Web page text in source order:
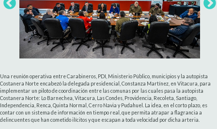
Una reunión operativa entre Carabineros, PDI, Ministerio Público, municipios y la autopista
Costanera Norte encabezó la delegada presidencial, Constanza Martínez, en Vitacura, para
implementar un piloto de coordinación entre las comunas por las cuales pasa la autopista
Costanera Norte: Lo Barnechea, Vitacura, Las Condes, Providencia, Recoleta, Santiago,
Independencia, Renca, Quinta Normal, Cerro Navia y Pudahuel. La idea, en el corto plazo, es
contar con un sistema de información en tiempo real, que permita atrapar a flagrancia a
delincuentes que han cometido ilícitos y que escapan a toda velocidad por dicha arteria.